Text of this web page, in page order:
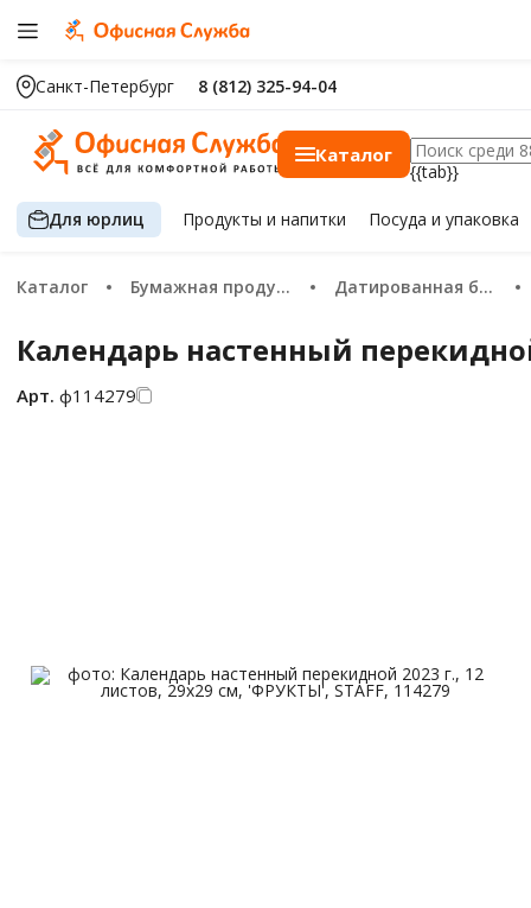
Санкт-Петербург 8 (812) 325-94-04
Каталог
{{tab}}
Для юрлиц Продуктыи напитки Посуда и упаковка
Каталог Бумажная продукция Датированная бумажная продукция 2026
Календарь настенный
Арт. ф114279